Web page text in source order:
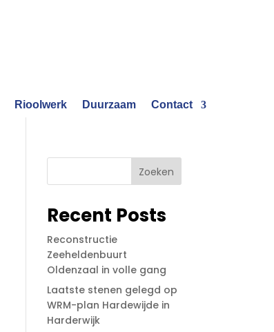
Rioolwerk Duurzaam Contact
Zoeken
Recent Posts
Reconstructie
Zeeheldenbuurt
Oldenzaal in volle gang
Laatste stenen gelegd op
WRM-plan Hardewijde in
Harderwijk